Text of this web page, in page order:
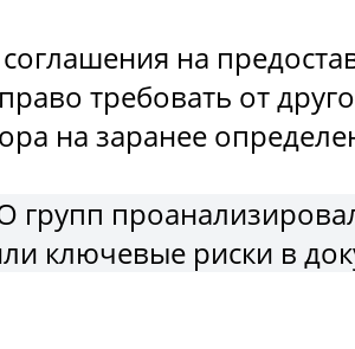
на
требовать от
на заранее
групп
ключевые риски в